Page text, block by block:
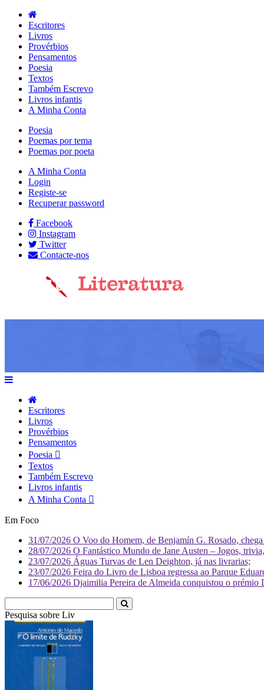
Escritores
Livros
Provérbios
Pensamentos
Poesia
Textos
Também Escrevo
Livros infantis
A Minha Conta
Poesia
Poemas por tema
Poemas por poeta
A Minha Conta
Login
Registe-se
Recuperar password
Facebook
Instagram
Twitter
Contacte-nos
Escritores
Livros
Provérbios
Pensamentos
Poesia
Textos
Também Escrevo
Livros infantis
A Minha Conta
Em Foco
31/07/2026 O Voo do Homem, de Benjamín G. Rosado,
28/07/2026 O Fantástico Mundo de Jane Austen – Jogos,
23/07/2026 Águas Turvas de Len Deighton, já nas livrarias;
23/07/2026 Feira do Livro de Lisboa regressa ao Parque
17/06/2026 Djaimilia Pereira de Almeida conquistou o
Pesquisa sobre Literatura